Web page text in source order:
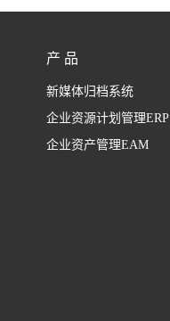
产 品
新媒体归档系统
企业资源计划管理ERP
企业资产管理EAM